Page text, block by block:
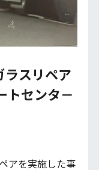
ラスリペア
トセンタ－
アを実施した事